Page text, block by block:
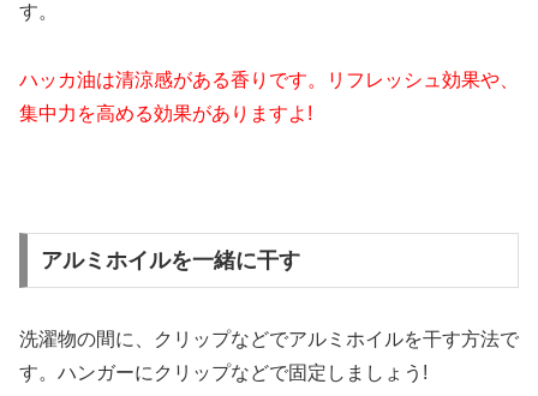
す。
ハッカ油は清涼感がある香りです。リフレッシュ効果や、
集中力を高める効果がありますよ!
アルミホイルを一緒に干す
洗濯物の間に、クリップなどでアルミホイルを干す方法で
す。 ハンガーにクリップなどで固定しましょう!